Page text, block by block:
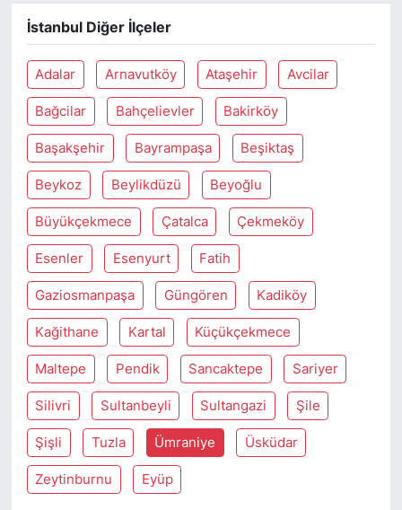
İstanbul Diğer İlçeler
Adalar Arnavutköy Ataşehir Avcilar
Bağcilar Bahçelievler Bakirköy
Başakşehir Bayrampaşa Beşiktaş
Beykoz Beylikdüzü Beyoğlu
Büyükçekmece Çatalca Çekmeköy
Esenler Esenyurt Fatih
Gaziosmanpaşa Güngören Kadiköy
Kağithane Kartal Küçükçekmece
Maltepe Pendik Sancaktepe Sariyer
Silivri Sultanbeyli Sultangazi Şile
Şişli Tuzla Ümraniye Üsküdar
Zeytinburnu Eyüp